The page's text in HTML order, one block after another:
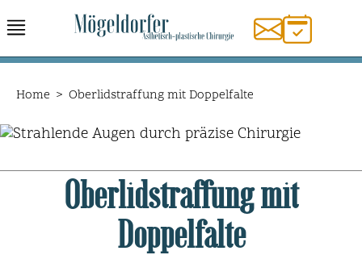
Home > Oberlidstraffung mit Doppelfalte
Oberlidstraffung mit
Doppelfalte